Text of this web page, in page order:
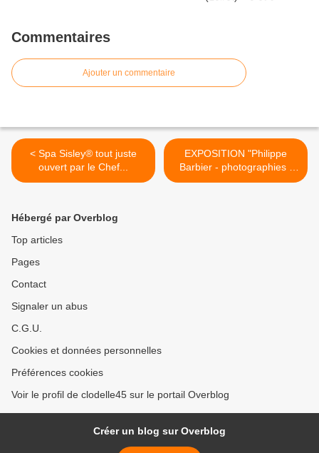
Commentaires
Ajouter un commentaire
< Spa Sisley® tout juste
ouvert par le Chef...
EXPOSITION "Philippe
Barbier - photographies -
La... >
Hébergé par Overblog
Top articles
Pages
Contact
Signaler un abus
C.G.U.
Cookies et données personnelles
Préférences cookies
Voir le profil de clodelle45 sur le portail Overblog
Créer un blog sur Overblog